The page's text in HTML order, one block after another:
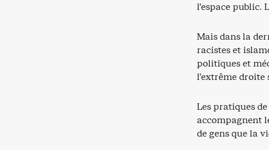
l’espace public.
Mais dans la
racistes et
politiques et
l’extrême droite
Les pratiques de
accompagnent
de gens que la